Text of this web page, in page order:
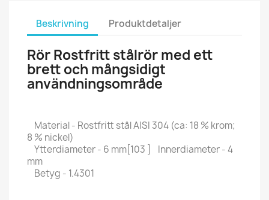
Beskrivning Produktdetaljer
Rör Rostfritt stålrör med ett
brett och mångsidigt
användningsområde
Material - Rostfritt stål AISI 304 (ca: 18 % krom;
8 % nickel)
Ytterdiameter - 6 mm[103 ] Innerdiameter - 4
mm
Betyg - 1.4301